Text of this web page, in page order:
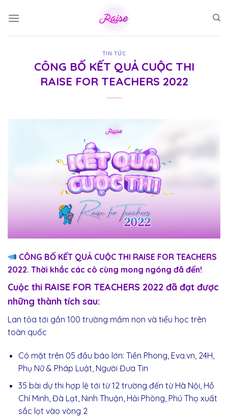
TIN TỨC
CÔNG BỐ KẾT QUẢ CUỘC THI
RAISE FOR TEACHERS 2022
CÔNG BỐ KẾT QUẢ CUỘC THI RAISE FOR TEACHERS
2022. Thời khắc các cô cùng mong ngóng đã đến!
Cuộc thi RAISE FOR TEACHERS 2022 đã đạt được
những thành tích sau:
Lan tỏa tới gần 100 trường mầm non và tiểu học trên
toàn quốc
Có mặt trên 05 đầu báo lớn: Tiền Phong, Eva.vn, 24H,
Phụ Nữ & Pháp Luật, Người Đưa Tin
35 bài dự thi hợp lệ tới từ 12 trường đến từ Hà Nội, Hồ
Chí Minh, Đà Lạt, Ninh Thuận, Hải Phòng, Phú Thọ xuất
sắc lọt vào vòng 2